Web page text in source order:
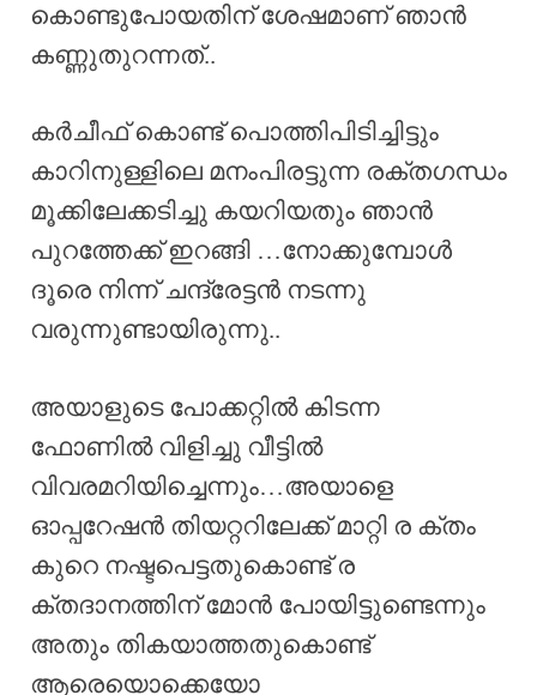
കൊണ്ടുപോയതിന് ശേഷമാണ് ഞാൻ
കണ്ണുതുറന്നത്..
കർചീഫ് കൊണ്ട് പൊത്തിപിടിച്ചിട്ടും
കാറിനുള്ളിലെ മനംപിരട്ടുന്ന രക്തഗന്ധം
മൂക്കിലേക്കടിച്ചു കയറിയതും ഞാൻ
പുറത്തേക്ക് ഇറങ്ങി …നോക്കുമ്പോൾ
ദൂരെ നിന്ന് ചന്ദ്രേട്ടൻ നടന്നു
വരുന്നുണ്ടായിരുന്നു..
അയാളുടെ പോക്കറ്റിൽ കിടന്ന
ഫോണിൽ വിളിച്ചു വീട്ടിൽ
വിവരമറിയിച്ചെന്നും…അയാളെ
ഓപ്പറേഷൻ തിയറ്ററിലേക്ക് മാറ്റി ര ക്തം
കുറെ നഷ്ടപെട്ടതുകൊണ്ട് ര
ക്തദാനത്തിന് മോൻ പോയിട്ടുണ്ടെന്നും
അതും തികയാത്തതുകൊണ്ട്
ആരെയൊക്കെയോ